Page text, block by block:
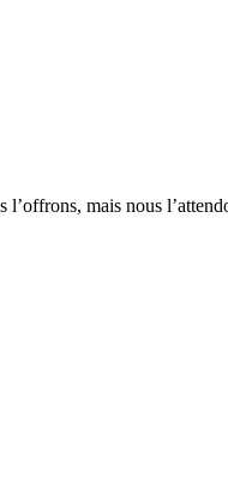
mais nous